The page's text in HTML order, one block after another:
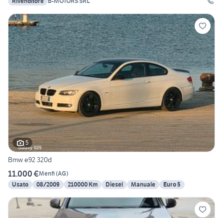
5
Bmw e92 320d
11.000 €Menfi(AG)
Usato
08/2009 210000 Km Diesel Manuale Euro 5